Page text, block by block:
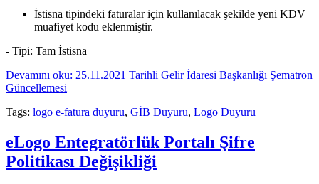
İstisna tipindeki faturalar için kullanılacak şekilde yeni KDV
muafiyet kodu eklenmiştir.
- Tipi: Tam İstisna
Devamını oku: 25.11.2021 Tarihli Gelir İdaresi Başkanlığı Şematron
Güncellemesi
Tags: logo e-fatura duyuru, GİB Duyuru, Logo Duyuru
eLogo Entegratörlük Portalı Şifre
Politikası Değişikliği